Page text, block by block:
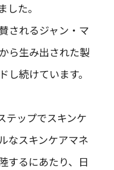
た。
されるジャン・マ
ら生み出された製
し続けています。
テップでスキンケ
なスキンケアマネ
するにあたり、日